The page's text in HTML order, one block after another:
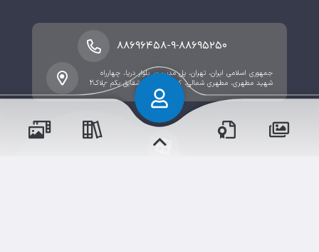
جمهوری اسلامی ایران، تهران، پل مدیریت، بلوار دریا، چهارراه
شهید مطهری، مطهری شمالی، کوی مروارید ، شقایق یکم -پلاک2
۸۸۶۹۵۲۵۰-۸۸۶۹۶۴۵۸-۹